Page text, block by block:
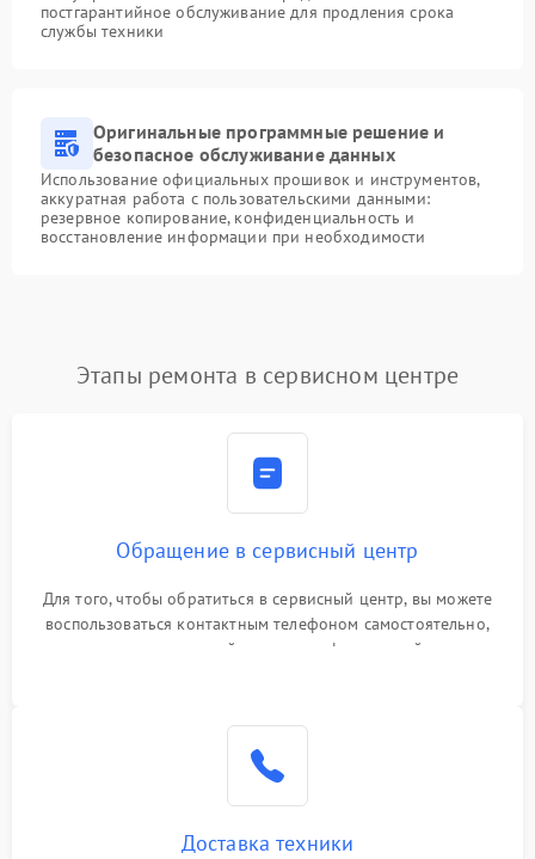
постгарантийное обслуживание для продления срока
службы техники
Оригинальные программные решение и
безопасное обслуживание данных
Использование официальных прошивок и инструментов,
аккуратная работа с пользовательскими данными:
резервное копирование, конфиденциальность и
восстановление информации при необходимости
Этапы ремонта в сервисном центре
Обращение в сервисный центр
Для того, чтобы обратиться в сервисный центр, вы можете
воспользоваться контактным телефоном самостоятельно,
или оставить свой номер телефона на сайте
Доставка техники